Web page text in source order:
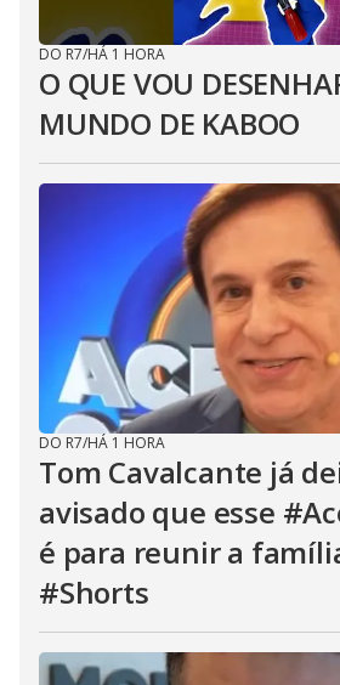
DO R7/HÁ 1 HORA
O QUE VOU
MUNDO DE KABOO
DO R7/HÁ 1 HORA
Tom Cavalcante já
avisado que esse
é para reunir a
#Shorts